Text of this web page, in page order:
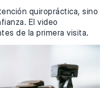
quiropráctica, sino
El video
de la primera visita.